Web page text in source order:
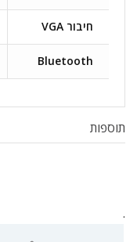
חיבור VGA
Bluetooth
תוספות
.